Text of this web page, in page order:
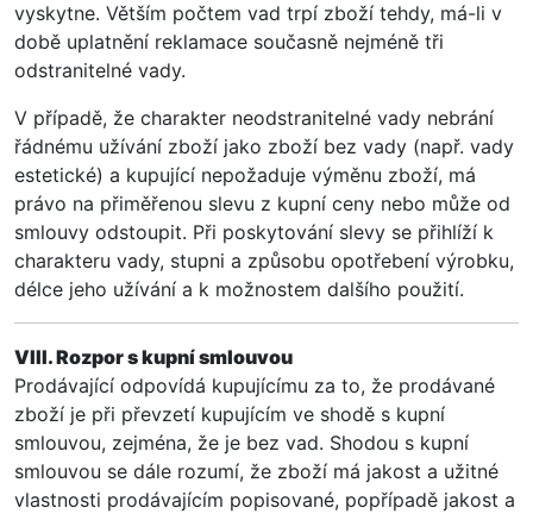
vyskytne. Větším počtem vad trpí zboží tehdy, má-li v
době uplatnění reklamace současně nejméně tři
odstranitelné vady.
V případě, že charakter neodstranitelné vady nebrání
řádnému užívání zboží jako zboží bez vady (např. vady
estetické) a kupující nepožaduje výměnu zboží, má
právo na přiměřenou slevu z kupní ceny nebo může od
smlouvy odstoupit. Při poskytování slevy se přihlíží k
charakteru vady, stupni a způsobu opotřebení výrobku,
délce jeho užívání a k možnostem dalšího použití.
VIII. Rozpor s kupní smlouvou
Prodávající odpovídá kupujícímu za to, že prodávané
zboží je při převzetí kupujícím ve shodě s kupní
smlouvou, zejména, že je bez vad. Shodou s kupní
smlouvou se dále rozumí, že zboží má jakost a užitné
vlastnosti prodávajícím popisované, popřípadě jakost a